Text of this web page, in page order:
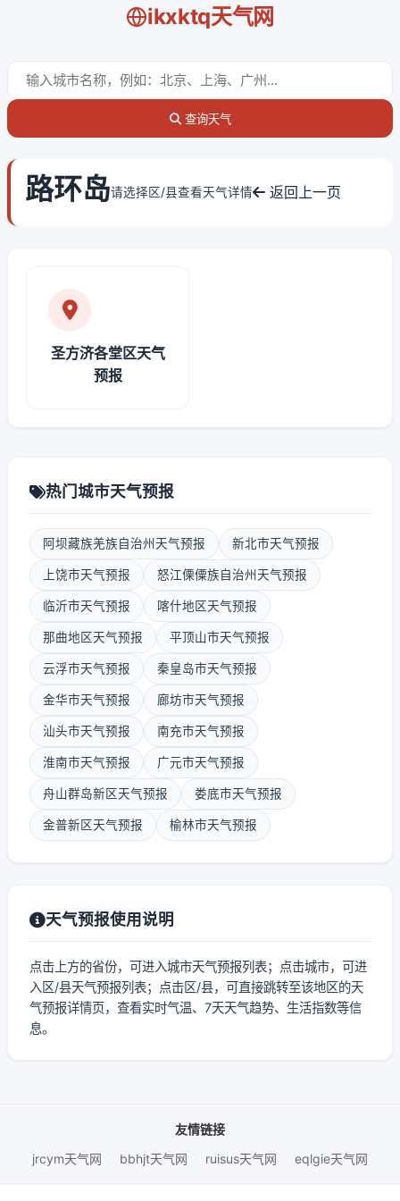
ikxktq天气网
查询天气
路环岛请选择区/县查看天气详情 返回上一页
圣方济各堂区天气
预报
热门城市天气预报
阿坝藏族羌族自治州天气预报 新北市天气预报
上饶市天气预报 怒江傈僳族自治州天气预报
临沂市天气预报 喀什地区天气预报
那曲地区天气预报 平顶山市天气预报
云浮市天气预报 秦皇岛市天气预报
金华市天气预报 廊坊市天气预报
汕头市天气预报 南充市天气预报
淮南市天气预报 广元市天气预报
舟山群岛新区天气预报 娄底市天气预报
金普新区天气预报 榆林市天气预报
天气预报使用说明
点击上方的省份，可进入城市天气预报列表；点击城市，可进
入区/县天气预报列表；点击区/县，可直接跳转至该地区的天
气预报详情页，查看实时气温、7天天气趋势、生活指数等信
息。
友情链接
jrcym天气网
bbhjt天气网 ruisus天气网 eqlgie天气网